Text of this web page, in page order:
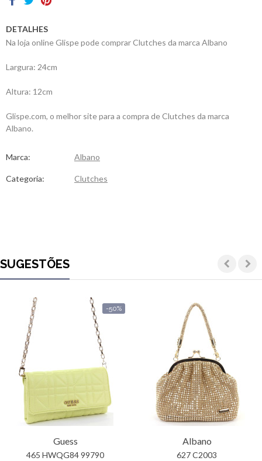
DETALHES
Na loja online Glispe pode comprar Clutches da marca Albano
Largura: 24cm
Altura: 12cm
Glispe.com, o melhor site para a compra de Clutches da marca
Albano.
Marca: Albano
Categoria: Clutches
SUGESTÕES
-50%
Guess
465 HWQG84 99790
Albano
627 C2003